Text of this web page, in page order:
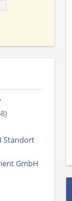
Standort
GmbH